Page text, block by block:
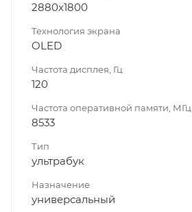
2880x1800
Технология экрана
OLED
Частота дисплея, Гц
120
Частота оперативной памяти, МГц
8533
Тип
ультрабук
Назначение
универсальный